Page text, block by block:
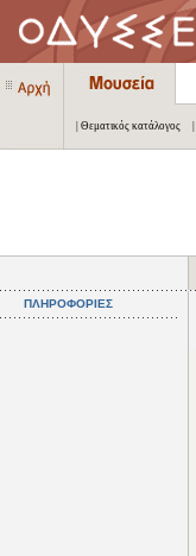
| Θεματικός κατάλογος
ΠΛΗΡΟΦΟΡΙΕΣ